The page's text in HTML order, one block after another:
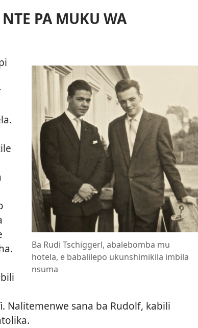
PA MUKU WA
Ba Rudi Tschiggerl, abalebomba mu
hotela, e babalilepo ukunshimikila imbila
nsuma
Nalitemenwe sana ba Rudolf, kabili